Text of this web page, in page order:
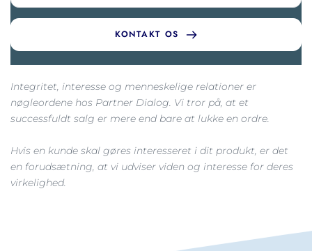
KONTAKT OS
Integritet, interesse og menneskelige relationer er
nøgleordene hos Partner Dialog. Vi tror på, at et
successfuldt salg er mere end bare at lukke en ordre.
Hvis en kunde skal gøres interesseret i dit produkt, er det
en forudsætning, at vi udviser viden og interesse for deres
virkelighed.